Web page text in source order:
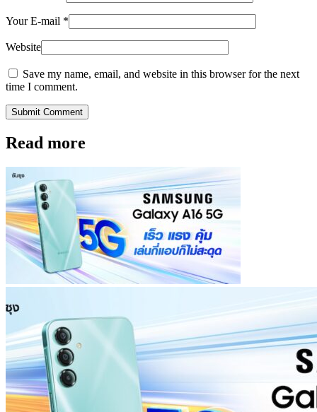
Your E-mail *
Website
Save my name, email, and website in this browser for the next
time I comment.
Submit Comment
Read more